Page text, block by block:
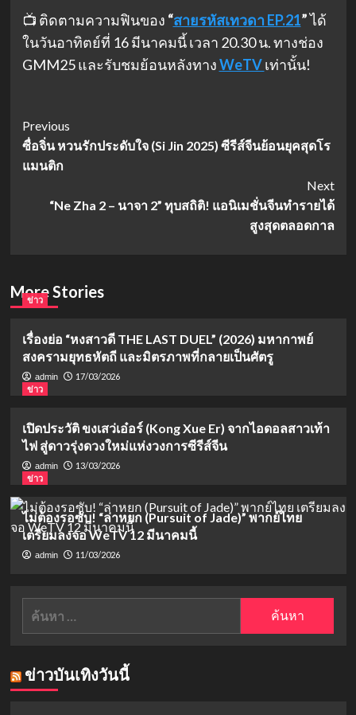
📺 ติดตามความฟินของ “สายรหัสเทวดา EP.21”ได้
ในวันอาทิตย์ที่ 16 มีนาคมนี้ เวลา 20.30 น. ทางช่อง
GMM25 และรับชมย้อนหลังทางWeTVเท่านั้น!
Post
Navigation
Previous
ซื่อจิ่น หวนรักประดับใจ (Si Jin 2025) ซีรีส์จีนย้อนยุคสุดโร
แมนติก
Next
“Ne Zha 2 – นาจา 2” ทุบสถิติ! แอนิเมชั่นจีนทำรายได้
สูงสุดตลอดกาล
More Stories
ข่าว
เรื่องย่อ “หงสาวดี THE LAST DUEL” (2026) มหากาพย์
สงครามยุทธหัตถี และมิตรภาพที่กลายเป็นศัตรู
admin
17/03/2026
ข่าว
เปิดประวัติ ขงเสว่เอ๋อร์ (Kong Xue Er) จากไอดอลสาวเท้า
ไฟ สู่ดาวรุ่งดวงใหม่แห่งวงการซีรีส์จีน
admin
13/03/2026
ข่าว
ไม่ต้องรอซับ! “ล่าหยก (Pursuit of Jade)” พากย์ไทย
เตรียมลงจอ WeTV 12 มีนาคมนี้
admin 11/03/2026
ค้นหา
ข่าวบันเทิงวันนี้